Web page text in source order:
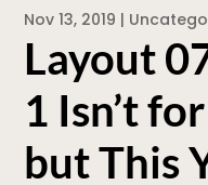
Nov 13, 2019 |
Layout
1 Isn’t
but This